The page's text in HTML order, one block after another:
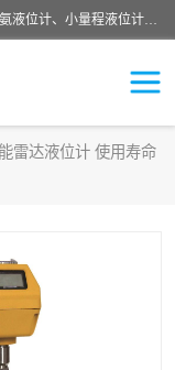
河南福瑞德仪表有限公司是生产销售电容液位计、液氨液位计、小量程液位计定制、智能锅炉水位计、液氮液位计等；并在产品开发、研制的过程中，吸取国内外仪器仪表的技术精华，建立了一支高、精、尖的科研开发队伍，使产品性能不断升级。
雷达液位计 使用寿命
位计
传感器定制